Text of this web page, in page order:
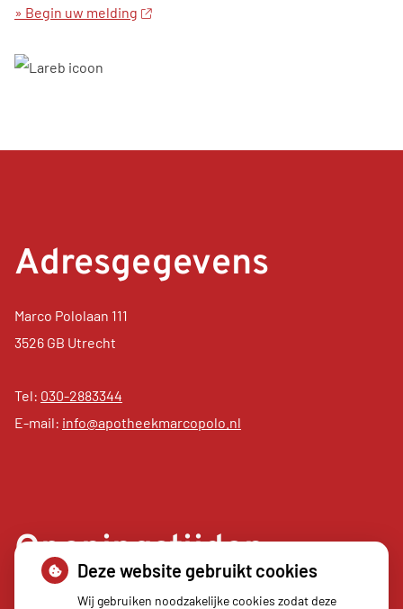
» Begin uw melding
Adresgegevens
Marco Pololaan 111
3526 GB Utrecht
Tel: 030-2883344
E-mail: info@apotheekmarcopolo.nl
Openingstijden
08.00 - 17.30
Deze website gebruikt cookies
Wij gebruiken noodzakelijke cookies zodat deze